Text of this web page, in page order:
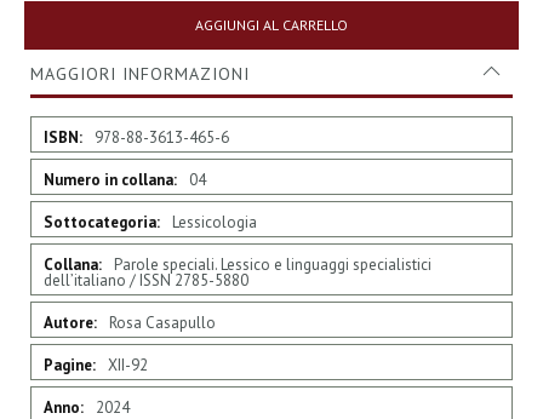
AGGIUNGI AL CARRELLO
MAGGIORI INFORMAZIONI
Informazioni978-88-3613-465-6
04
Lessicologia
Parole speciali. Lessico e linguaggi specialistici
dell’italiano / ISSN 2785-5880
Rosa Casapullo
XII-92
2024